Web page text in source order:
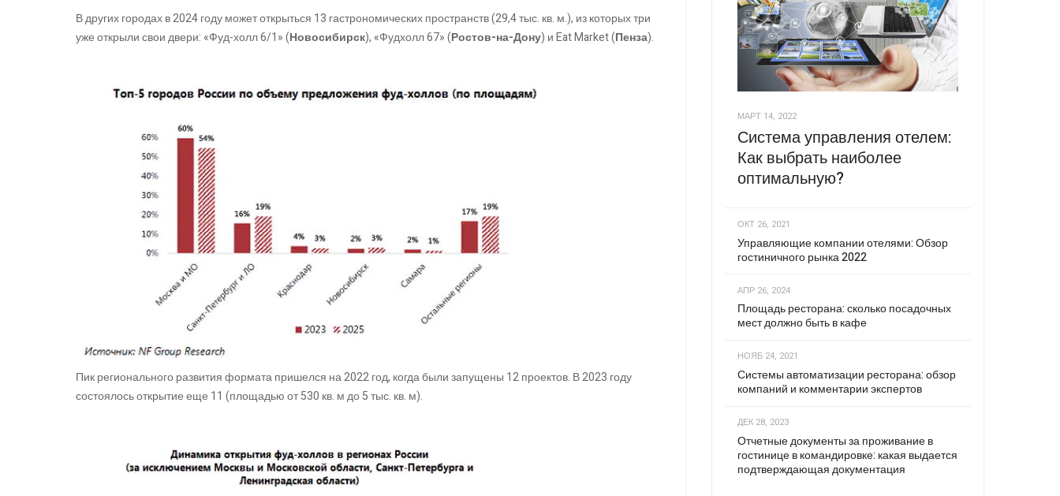
В других городах в 2024 году может открыться 13 гастрономических пространств (29,4 тыс. кв. м.), из которых три
уже открыли свои двери: «Фуд-холл 6/1» (Новосибирск), «Фудхолл 67» (Ростов-на-Дону) и Eat Market (Пенза).
Пик регионального развития формата пришелся на 2022 год, когда были запущены 12 проектов. В 2023 году
состоялось открытие еще 11 (площадью от 530 кв. м до 5 тыс. кв. м).
МАРТ 14, 2022
Система управления отелем:
Как выбрать наиболее
оптимальную?
ОКТ 26, 2021
Управляющие компании отелями: Обзор
гостиничного рынка 2022
АПР 26, 2024
Площадь ресторана: сколько посадочных
мест должно быть в кафе
НОЯБ 24, 2021
Системы автоматизации ресторана: обзор
компаний и комментарии экспертов
ДЕК 28, 2023
Отчетные документы за проживание в
гостинице в командировке: какая выдается
подтверждающая документация